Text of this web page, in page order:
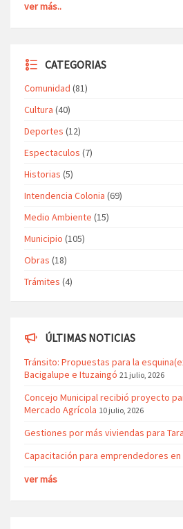
ver más..
CATEGORIAS
Comunidad (81)
Cultura (40)
Deportes (12)
Espectaculos (7)
Historias (5)
Intendencia Colonia (69)
Medio Ambiente (15)
Municipio (105)
Obras (18)
Trámites (4)
ÚLTIMAS NOTICIAS
Tránsito: Propuestas para la
Bacigalupe e Ituzaingó 21 julio, 2026
Concejo Municipal recibió proyecto
Mercado Agrícola 10 julio, 2026
Gestiones por más viviendas para
Capacitación para emprendedores en
ver más